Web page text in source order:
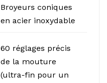
Broyeurs coniques
en acier inoxydable
60 réglages précis
de la mouture
(ultra-fin pour un